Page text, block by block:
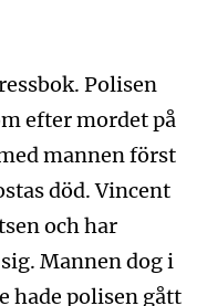
Polisen
efter mordet på
mannen först
död. Vincent
och har
Mannen dog i
hade polisen gått